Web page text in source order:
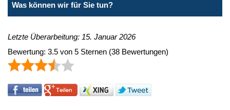
Was können wir für Sie tun?
Letzte Überarbeitung: 15. Januar 2026
Bewertung: 3.5 von 5 Sternen (38 Bewertungen)